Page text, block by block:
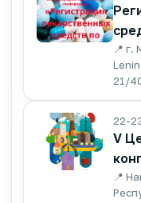
📍 г.
21/
22-
V
📍